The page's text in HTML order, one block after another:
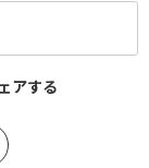
アする